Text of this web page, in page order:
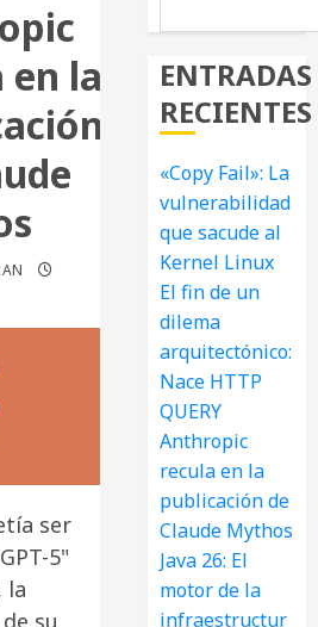
en la
ser
5"
la
ENTRADAS
RECIENTES
«Copy Fail»: La
vulnerabilidad
que sacude al
Kernel Linux
El fin de un
dilema
arquitectónico:
Nace HTTP
QUERY
Anthropic
recula en la
publicación de
Claude Mythos
Java 26: El
motor de la
infraestructur